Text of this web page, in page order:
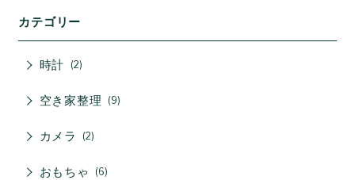
カテゴリー
時計 2
空き家整理 9
カメラ 2
おもちゃ 6